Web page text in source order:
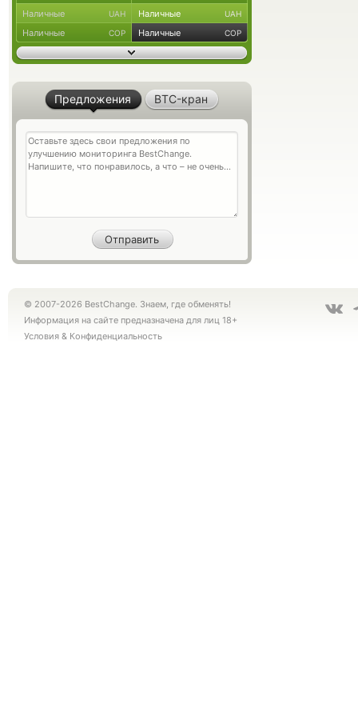
Наличные UAH Наличные UAH
Наличные COP Наличные COP
Предложения BTC-кран
© 2007-2026 BestChange. Знаем, где обменять!
Информация на сайте предназначена для лиц 18+
Условия & Конфиденциальность